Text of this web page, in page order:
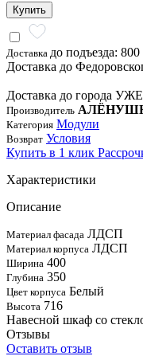
Купить
Доставка до подъезда: 800
Доставка до
Доставка до города
Производитель
Категория Модули
Возврат Условия
Купить в 1 клик
Характеристики
Описание
Материал фасада ЛДСП
Материал корпуса ЛДСП
Ширина 400
Глубина 350
Цвет корпуса Белый
Высота 716
Навесной шкаф со
Отзывы
Оставить отзыв